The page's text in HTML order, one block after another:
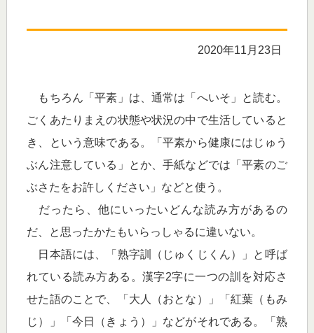
2020年11月23日
もちろん「平素」は、通常は「へいそ」と読む。
ごくあたりまえの状態や状況の中で生活していると
き、という意味である。「平素から健康にはじゅう
ぶん注意している」とか、手紙などでは「平素のご
ぶさたをお許しください」などと使う。
だったら、他にいったいどんな読み方があるの
だ、と思ったかたもいらっしゃるに違いない。
日本語には、「熟字訓（じゅくじくん）」と呼ば
れている読み方ある。漢字2字に一つの訓を対応さ
せた語のことで、「大人（おとな）」「紅葉（もみ
じ）」「今日（きょう）」などがそれである。「熟